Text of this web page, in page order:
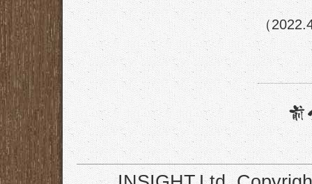
（